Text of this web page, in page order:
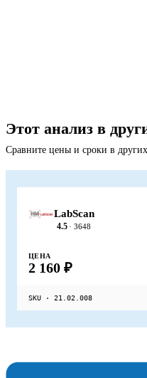
Этот анализ в
Сравните цены и сроки в
LabScan
4.5 · 3648
ЦЕНА
2 160 ₽
SKU · 21.02.008